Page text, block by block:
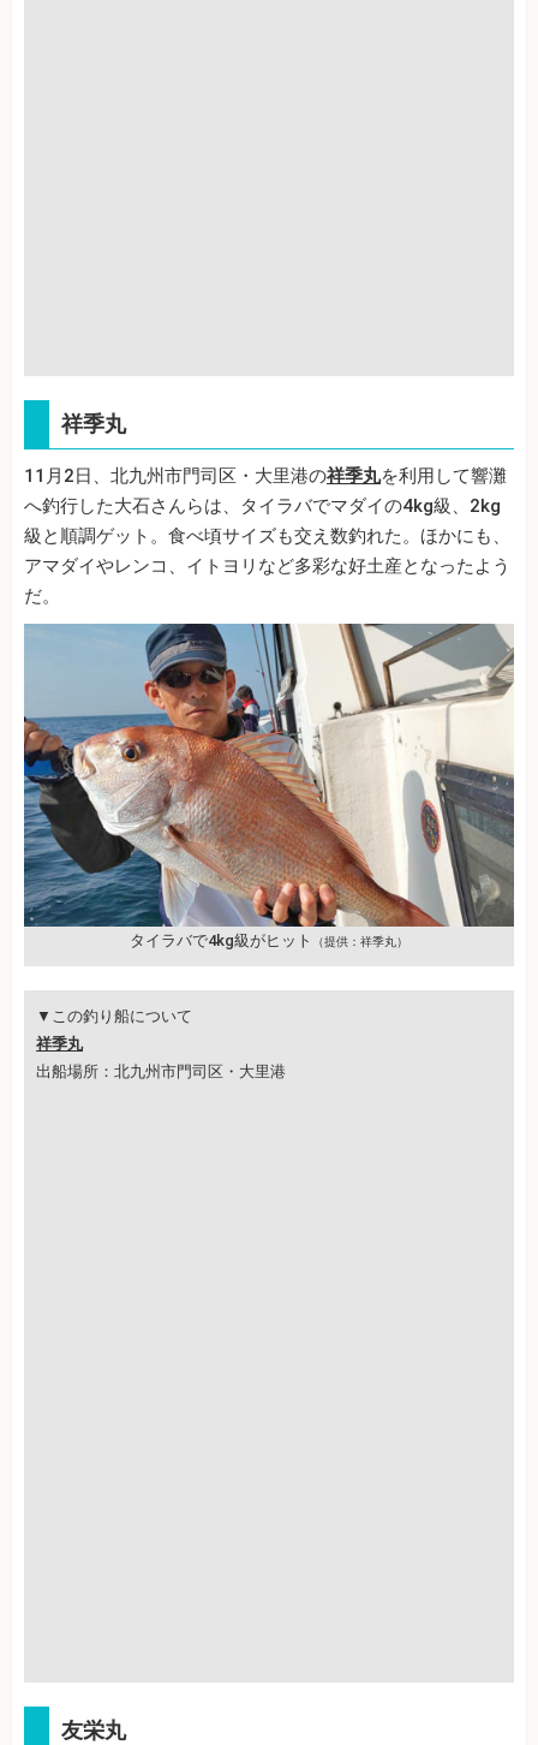
祥季丸
11月2日、北九州市門司区・大里港の祥季丸を利用して響灘
へ釣行した大石さんらは、タイラバでマダイの4kg級、2kg
級と順調ゲット。食べ頃サイズも交え数釣れた。ほかにも、
アマダイやレンコ、イトヨリなど多彩な好土産となったよう
だ。
タイラバで4kg級がヒット （提供：祥季丸）
▼この釣り船について
祥季丸
出船場所：北九州市門司区・大里港
友栄丸